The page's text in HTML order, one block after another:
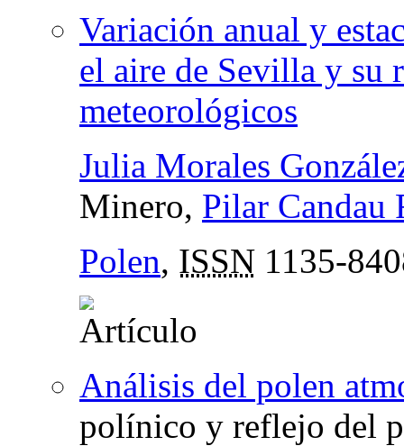
Variación anual y
el aire de Sevilla y su
meteorológicos
Julia Morales
Minero, Pilar Candau
Polen, ISSN 1135-
Análisis del polen
polínico y reflejo del